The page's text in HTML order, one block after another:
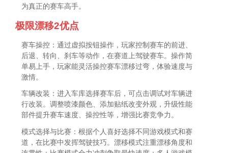
为真正的赛车高手。
极限漂移2优点
赛车操控：通过虚拟按钮操作，玩家控制赛车的前进、
后退、转向、刹车等动作，在赛道上驾驶赛车。操作简
单易上手，玩家能灵活操控赛车漂移过弯，体验速度与
激情。
车辆改装：进入车库选择赛车后，可点击调试对车辆进
行改装。调整喷漆颜色、添加贴纸改变外观，升级性能
部件提升赛车速度、操控性等，增强比赛竞争力。
模式选择与比赛：根据个人喜好选择不同游戏模式和赛
道，在比赛中发挥驾驶技巧。漂移模式注重漂移角度和